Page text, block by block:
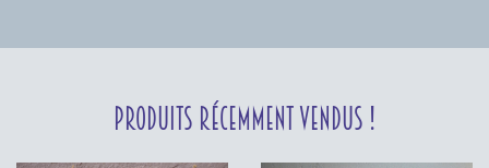
Produits récemment vendus !